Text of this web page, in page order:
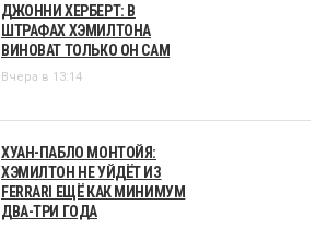
ДЖОННИ ХЕРБЕРТ: В
ШТРАФАХ ХЭМИЛТОНА
ВИНОВАТ ТОЛЬКО ОН САМ
Вчера в 13:14
ХУАН-ПАБЛО МОНТОЙЯ:
ХЭМИЛТОН НЕ УЙДЁТ ИЗ
FERRARI ЕЩЁ КАК МИНИМУМ
ДВА-ТРИ ГОДА